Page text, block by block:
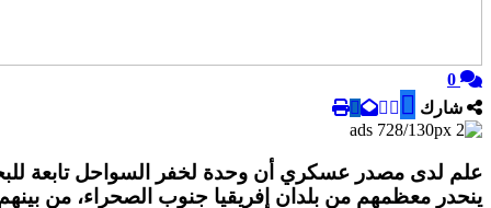
0
شارك
ينحدر معظمهم من بلدان إفريقيا جنوب الصحراء، من بينهم 52 إمرأة و20 طفلا، كانوا على متن قوارب مطاطية تقليدية